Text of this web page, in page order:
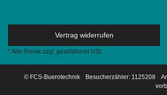
Vertrag widerrufen
* Alle Preise zzgl. gesetzlicher USt.
© FCS-Buerotechnik Besucherzähler: 1125208